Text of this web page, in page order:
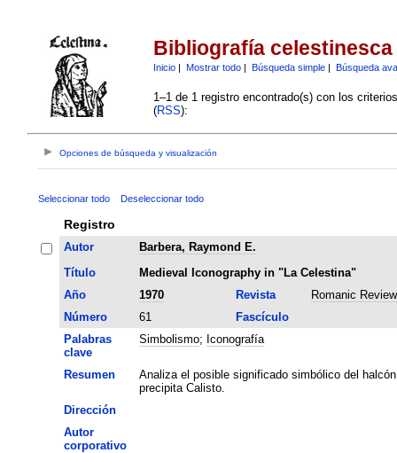
Bibliografía celestinesca
Inicio| Mostrar todo| Búsqueda simple| Búsqueda
1–1 de 1 registro encontrado(s) con los
(RSS):
Opciones de búsqueda y visualización
Seleccionar todo Deseleccionar todo
Registro
Autor
Barbera, Raymond E.
Título
Medieval Iconography in "La Celestina"
Año
1970 Revista
Romanic Review
Número
61
Fascículo
Palabras
clave
Simbolismo; Iconografía
Resumen
Analiza el posible significado simbólico del
precipita Calisto.
Dirección
Autor
corporativo